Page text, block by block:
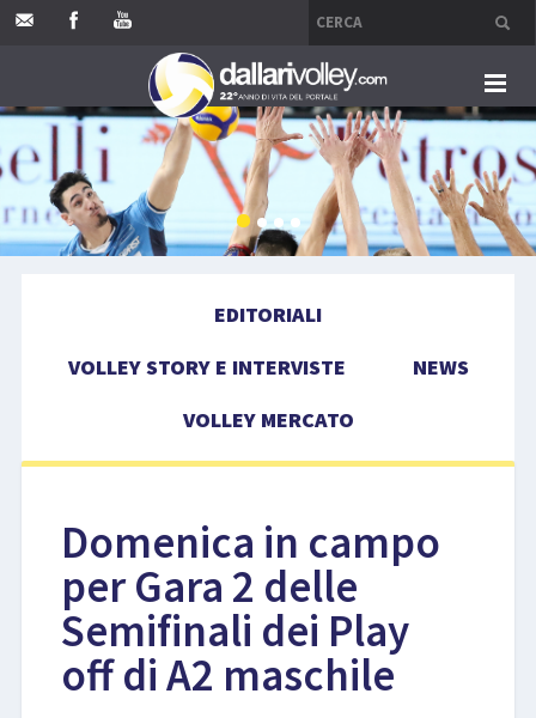
HOME
EDITORIALI
VOLLEY MERCATO
COMPETIZIONI
EVENTI
LIBRI
EDITORIALI
VOLLEY STORY E INTERVISTE
NEWS
VOLLEY MERCATO
Domenica in campo
per Gara 2 delle
Semifinali dei Play
off di A2 maschile